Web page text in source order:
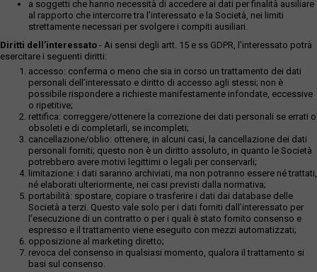
a soggetti che hanno necessità di accedere ai dati per finalità ausiliare
al rapporto che intercorre tra l’interessato e la Società, nei limiti
strettamente necessari per svolgere i compiti ausiliari.
Diritti dell’interessato - Ai sensi degli artt. 15 e ss GDPR, l’interessato potrà
esercitare i seguenti diritti:
accesso: conferma o meno che sia in corso un trattamento dei dati
personali dell’interessato e diritto di accesso agli stessi; non è
possibile rispondere a richieste manifestamente infondate, eccessive
o ripetitive;
rettifica: correggere/ottenere la correzione dei dati personali se errati o
obsoleti e di completarli, se incompleti;
cancellazione/oblio: ottenere, in alcuni casi, la cancellazione dei dati
personali forniti; questo non è un diritto assoluto, in quanto le Società
potrebbero avere motivi legittimi o legali per conservarli;
limitazione: i dati saranno archiviati, ma non potranno essere né trattati,
né elaborati ulteriormente, nei casi previsti dalla normativa;
portabilità: spostare, copiare o trasferire i dati dai database delle
Società a terzi. Questo vale solo per i dati forniti dall’interessato per
l’esecuzione di un contratto o per i quali è stato fornito consenso e
espresso e il trattamento viene eseguito con mezzi automatizzati;
opposizione al marketing diretto;
revoca del consenso in qualsiasi momento, qualora il trattamento si
basi sul consenso.